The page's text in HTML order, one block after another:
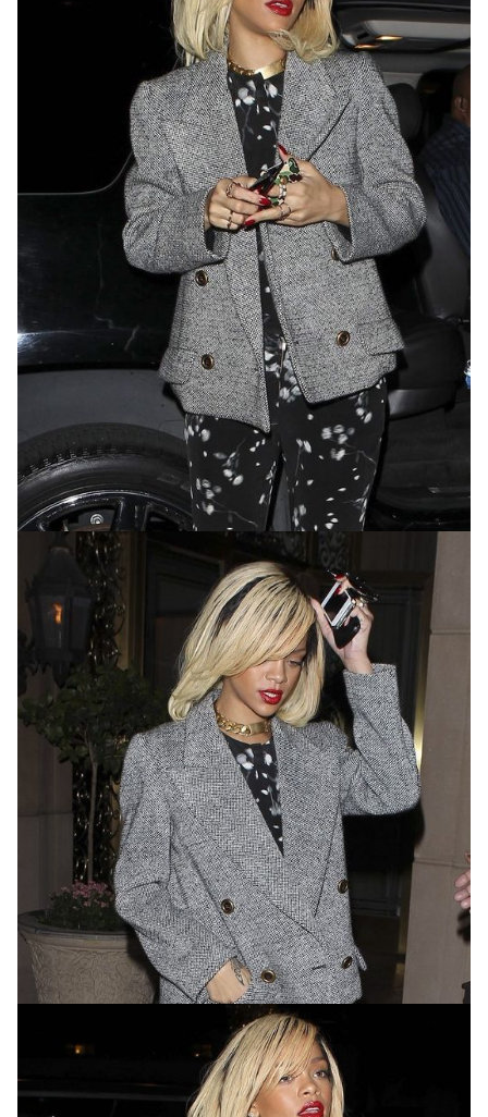
Почему в последнее время певица стала
настолько наплевательски относиться к
собственной внешности пока остается загадкой.
Скорее всего, сказывается усталость, а быть
может на лицо, неустроенность в личной жизни,
которую 21-летняя Рианна переживает уже
довольно давно.